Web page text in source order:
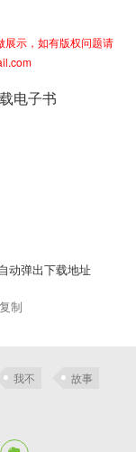
展示，如有版权问题请
电子书
动弹出下载地址
制
我不
故事